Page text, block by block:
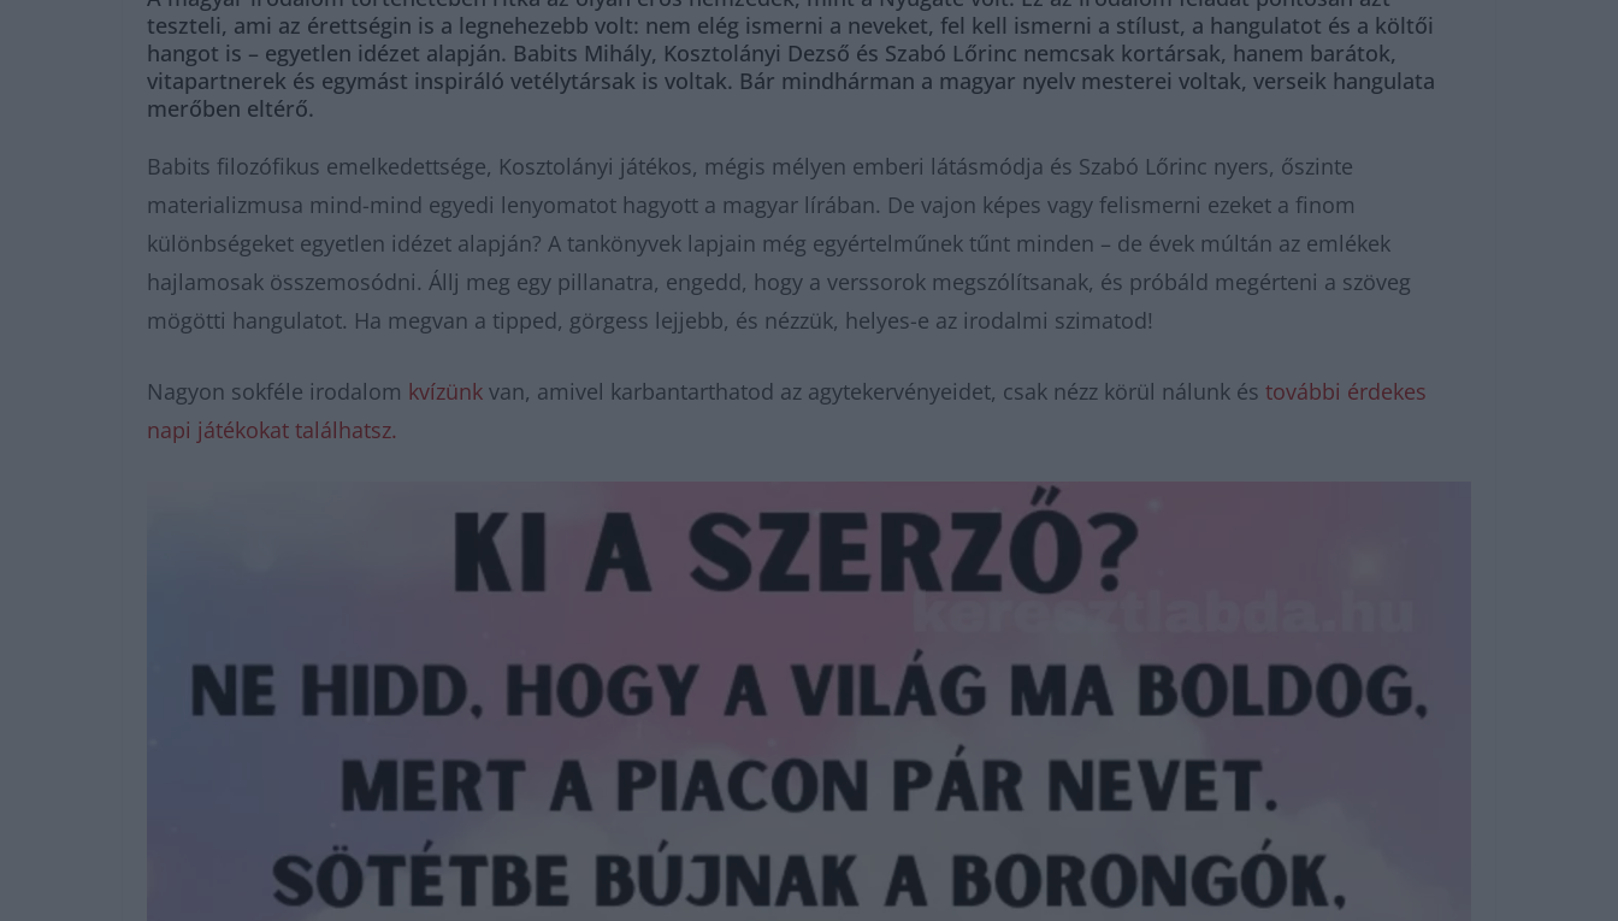
teszteli, ami az érettségin is a legnehezebb volt: nem elég ismerni a neveket, fel kell ismerni a stílust, a hangulatot és a költői
hangot is – egyetlen idézet alapján. Babits Mihály, Kosztolányi Dezső és Szabó Lőrinc nemcsak kortársak, hanem barátok,
vitapartnerek és egymást inspiráló vetélytársak is voltak. Bár mindhárman a magyar nyelv mesterei voltak, verseik hangulata
merőben eltérő.
Babits filozófikus emelkedettsége, Kosztolányi játékos, mégis mélyen emberi látásmódja és Szabó Lőrinc nyers, őszinte
materializmusa mind-mind egyedi lenyomatot hagyott a magyar lírában. De vajon képes vagy felismerni ezeket a finom
különbségeket egyetlen idézet alapján? A tankönyvek lapjain még egyértelműnek tűnt minden – de évek múltán az emlékek
hajlamosak összemosódni. Állj meg egy pillanatra, engedd, hogy a verssorok megszólítsanak, és próbáld megérteni a szöveg
mögötti hangulatot. Ha megvan a tipped, görgess lejjebb, és nézzük, helyes-e az irodalmi szimatod!
Nagyon sokféle irodalom kvízünk van, amivel karbantarthatod az agytekervényeidet, csak nézz körül nálunk és további érdekes
napi játékokat találhatsz.